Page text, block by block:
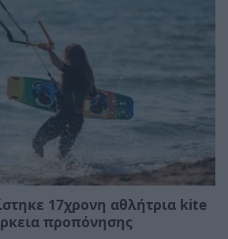
17χρονη αθλήτρια kite
προπόνησης